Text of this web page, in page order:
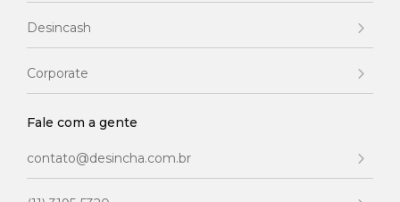
Desincash
Corporate
Fale com a gente
contato@desincha.com.br